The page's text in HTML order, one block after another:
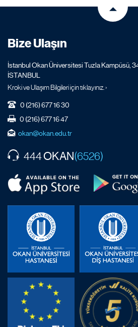
Bize Ulaşın
İstanbul Okan Üniversitesi Tuzla Kampüsü,
İSTANBUL
Kroki ve Ulaşım Bilgileri için tıklayınız. ›
0 (216) 677 16 30
0 (216) 677 16 47
okan@okan.edu.tr
444OKAN(6526)